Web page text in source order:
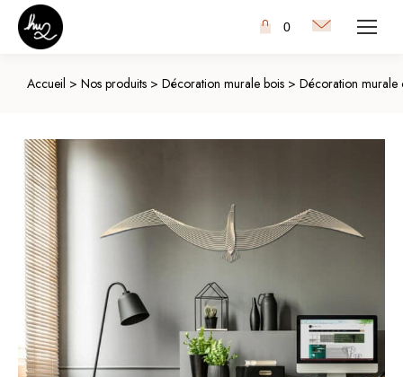
0
Accueil > Nos produits> Décoration murale bois> Décoration murale